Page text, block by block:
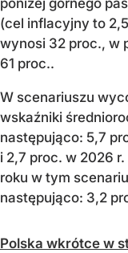
poniżej górnego
(cel inflacyjny to
wynosi 32 proc., w
61 proc..
W scenariuszu
wskaźniki
następująco: 5,7
i 2,7 proc. w 2026
roku w tym
następująco: 3,2
Polska wkrótce w